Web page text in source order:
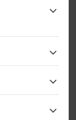
und
aus Alinas
falsch